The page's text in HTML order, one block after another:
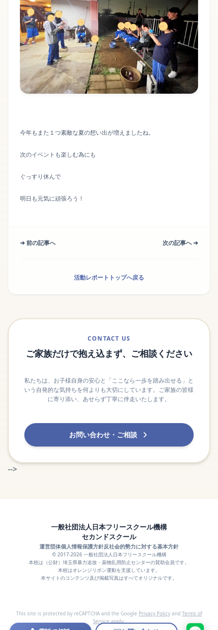
今年もまた１つ素敵な夏の想い出が増えましたね。
次のイベントも楽しむ為にも
ぐっすり休んで
明日も元気に頑張ろう！
➔ 前の記事へ 次の記事へ ➔
活動レポートトップへ戻る
CONTACT US
ご家族だけで抱え込まず、ご相談ください
私たちは、お子様自身の安心と「ここなら一歩を踏み出せる」と
いう自発的な気持ちを何よりも大切にしています。ご家族の皆様
に寄り添い、あせらず丁寧に伴走いたします。
お問い合わせ・ご相談
-->
一般社団法人日本フリースクール機構
セカンドスクール
運営団体個人情報保護方針反社会的勢力に対する基本方針
© 2017-2026 一般社団法人日本フリースクール機構
本校は（公財）埼玉県暴力追放・薬物乱用防止センターの賛助会員です。
本校はオレンジリボン運動を支援しています。
本サイトのコンテンツ及び掲載写真はすべてオリジナルです。
This site is protected by reCAPTCHA and the Google Privacy Policy and Terms of
Serviceapply.